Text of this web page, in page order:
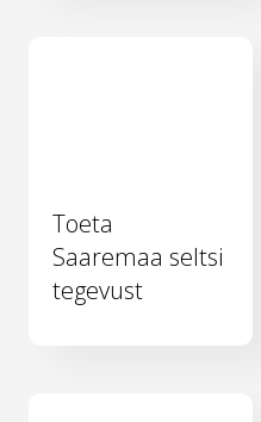
Toeta
Saaremaa seltsi
tegevust